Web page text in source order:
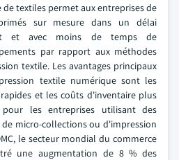
textiles permet aux entreprises de
sur mesure dans un délai
et avec moins de temps de
par rapport aux méthodes
textile. Les avantages principaux
textile numérique sont les
et les coûts d'inventaire plus
les entreprises utilisant des
micro-collections ou d'impression
le secteur mondial du commerce
une augmentation de 8 % des